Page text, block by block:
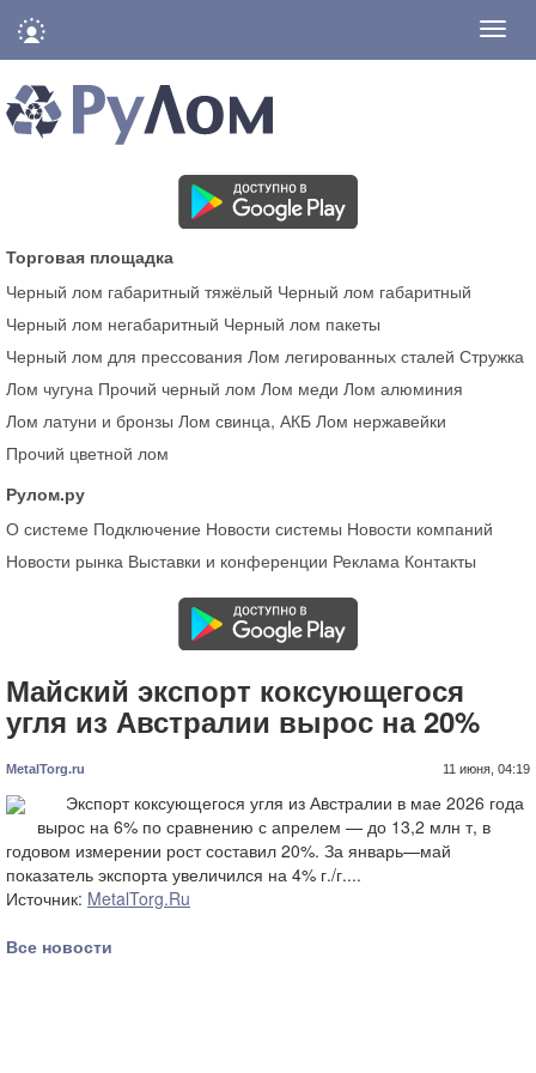
Торговая площадка
Черный лом габаритный тяжёлый Черный лом габаритный
Черный лом негабаритный Черный лом пакеты
Черный лом для прессования Лом легированных сталей Стружка
Лом чугуна Прочий черный лом Лом меди Лом алюминия
Лом латуни и бронзы Лом свинца, АКБ Лом нержавейки
Прочий цветной лом
Рулом.ру
О системе Подключение Новости системы Новости компаний
Новости рынка Выставки и конференции Реклама Контакты
Майский экспорт коксующегося
угля из Австралии вырос на 20%
MetalTorg.ru 11 июня, 04:19
Экспорт коксующегося угля из Австралии в мае 2026 года
вырос на 6% по сравнению с апрелем — до 13,2 млн т, в
годовом измерении рост составил 20%. За январь—май
показатель экспорта увеличился на 4% г./г....
Источник: MetalTorg.Ru
Все новости